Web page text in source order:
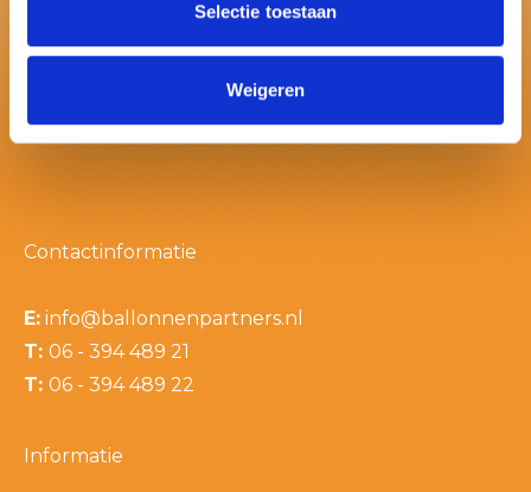
Selectie toestaan
Weigeren
Contactinformatie
E: info@ballonnenpartners.nl
T: 06 - 394 489 21
T: 06 - 394 489 22
Informatie